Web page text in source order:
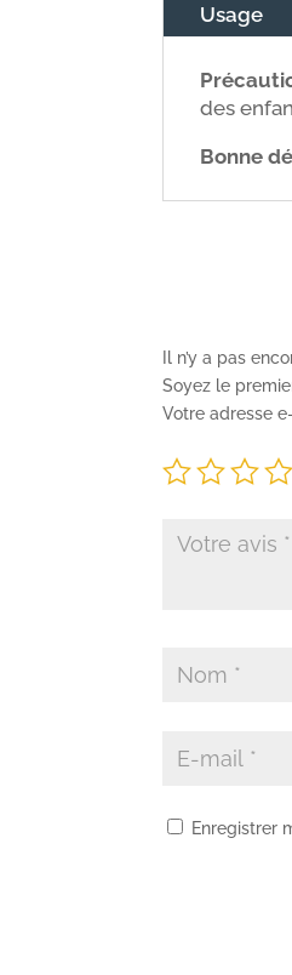
Usage
des
Bonne
Il n’y a pas
Soyez le
Votre adresse
Enregistrer